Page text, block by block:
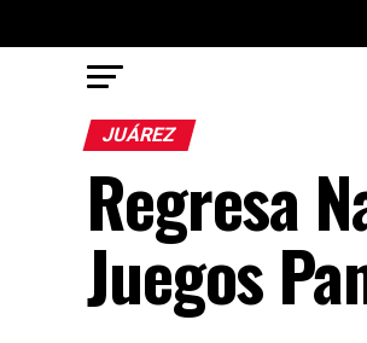
JUÁREZ
Regresa
Juegos